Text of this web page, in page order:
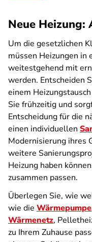
Neue Heizung:
Um die gesetzlichen
müssen Heizungen in
weitestgehend mit
werden. Entscheiden
einem
Sie frühzeitig und
Entscheidung für die
einen individuellen
Modernisierung ihres
weitere
Heizung haben
zusammen passen.
Überlegen Sie, wie
wie die Wärmepumpe
Wärmenetz,
zu Ihrem Zuhause